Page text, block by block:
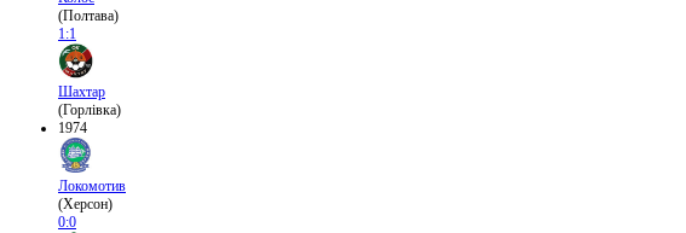
(Полтава)
1:1
Шахтар
(Горлівка)
1974
Локомотив
(Херсон)
0:0